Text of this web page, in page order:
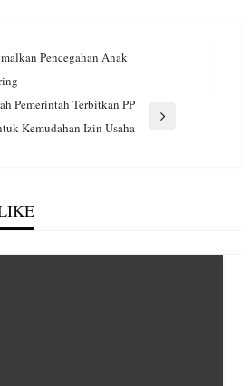
Pencegahan Anak
Pemerintah Terbitkan PP
Kemudahan Izin Usaha